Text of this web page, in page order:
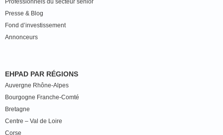
Professionnels du secteur senior
Presse & Blog
Fond d’investissement
Annonceurs
EHPAD PAR RÉGIONS
Auvergne Rhône-Alpes
Bourgogne Franche-Comté
Bretagne
Centre – Val de Loire
Corse